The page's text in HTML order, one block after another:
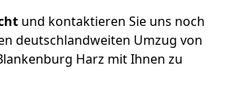
und kontaktieren Sie uns noch
deutschlandweiten Umzug von
Harz mit Ihnen zu